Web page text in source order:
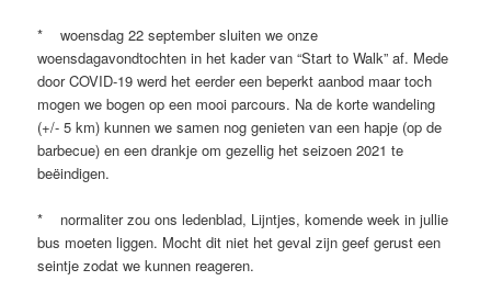
* woensdag 22 september sluiten we onze
woensdagavondtochten in het kader van “Start to Walk” af. Mede
door COVID-19 werd het eerder een beperkt aanbod maar toch
mogen we bogen op een mooi parcours. Na de korte wandeling
(+/- 5 km) kunnen we samen nog genieten van een hapje (op de
barbecue) en een drankje om gezellig het seizoen 2021 te
beëindigen.
* normaliter zou ons ledenblad, Lijntjes, komende week in jullie
bus moeten liggen. Mocht dit niet het geval zijn geef gerust een
seintje zodat we kunnen reageren.